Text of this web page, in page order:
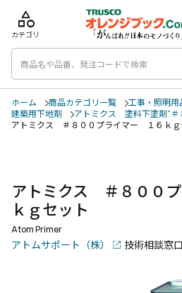
category
カテゴリ
ホーム 商品カテゴリ一覧 工事・照明用
建築用下地剤
アトミクス 塗料下塗剤“＃
アトミクス ＃８００プライマー １６ｋ
アトミクス ＃８００
ｋｇセット
Atom Primer
アトムサポート（株） 技術相談窓口